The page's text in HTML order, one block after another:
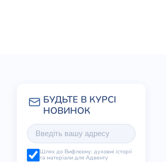
Шлях до Вифлеєму: духовні історії
та матеріали для Адвенту